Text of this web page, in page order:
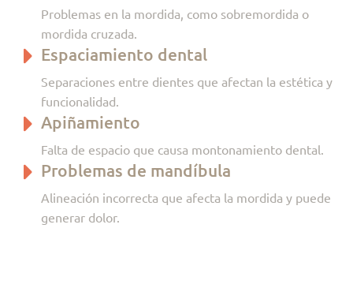
Problemas en la mordida, como sobremordida o
mordida cruzada.
Espaciamiento dental
Separaciones entre dientes que afectan la estética y
funcionalidad.
Apiñamiento
Falta de espacio que causa montonamiento dental.
Problemas de mandíbula
Alineación incorrecta que afecta la mordida y puede
generar dolor.